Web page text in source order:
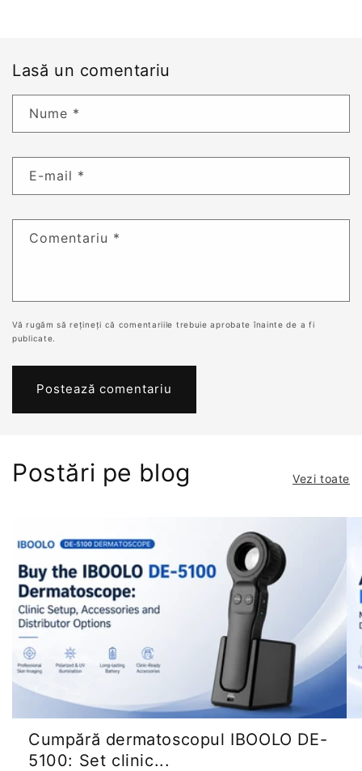
Lasă un comentariu
Nume *
E-mail *
Comentariu *
Vă rugăm să rețineți că comentariile trebuie aprobate înainte de a fi
publicate.
Postări pe blog Vezi toate
Cumpără dermatoscopul IBOOLO DE-
5100: Set clinic...